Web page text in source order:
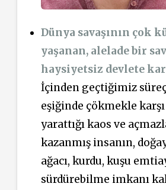
Dünya savaşının çok
yaşanan, alelade bir
haysiyetsiz devlete
İçinden geçtiğimiz süreç
eşiğinde çökmekle
yarattığı kaos ve
kazanmış insanın,
ağacı, kurdu, kuşu
sürdürebilme imkanı